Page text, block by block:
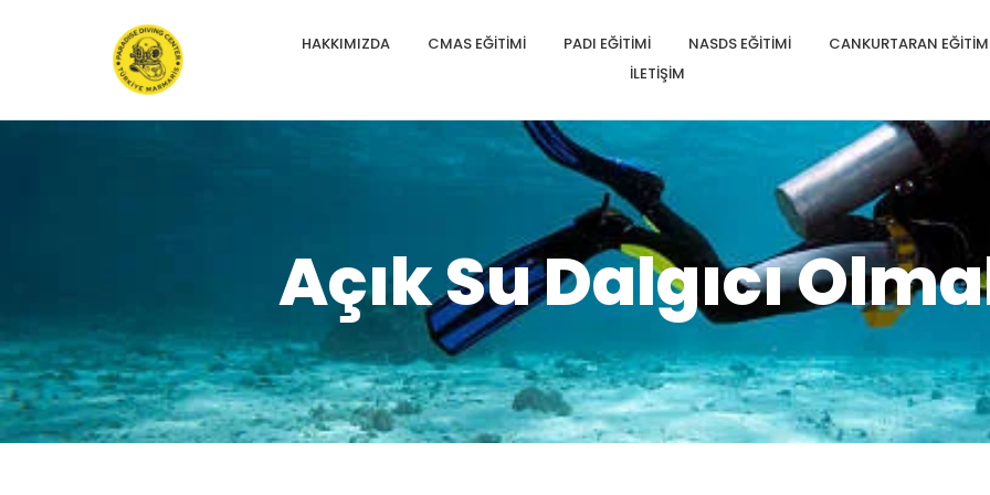
HAKKIMIZDA CMAS EĞITIMI PADI EĞITIMI NASDS EĞITIMI
CANKURTARAN
İLETIŞIM
Açık Su Dalgıcı